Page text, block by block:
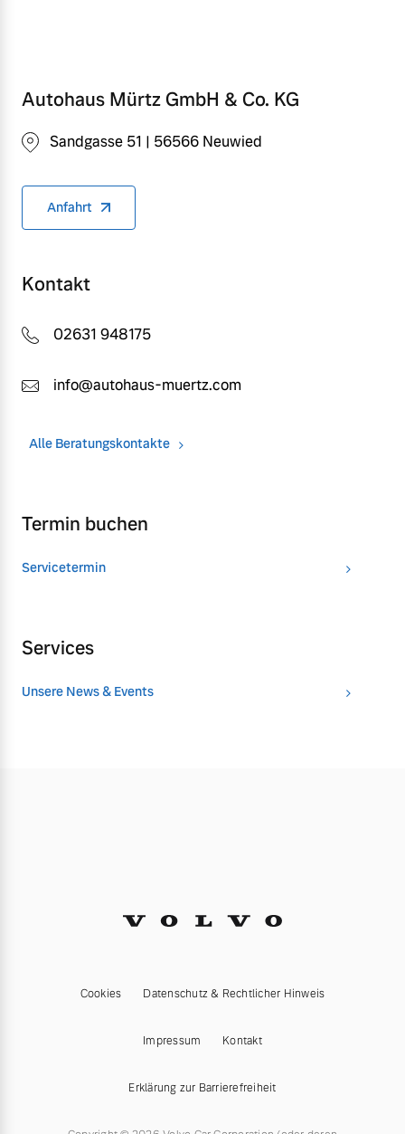
Autohaus Mürtz GmbH & Co. KG
Sandgasse 51 | 56566 Neuwied
Anfahrt
Kontakt
02631 948175
info@autohaus-muertz.com
Alle Beratungskontakte
Termin buchen
Servicetermin
Services
Unsere News & Events
Cookies Datenschutz & Rechtlicher Hinweis
Impressum Kontakt
Erklärung zur Barrierefreiheit